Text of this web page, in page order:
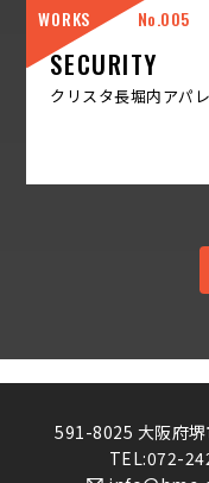
WORKS 005
SECURITY
クリスタ長堀内アパ
591-8025 大阪府
TEL:072-